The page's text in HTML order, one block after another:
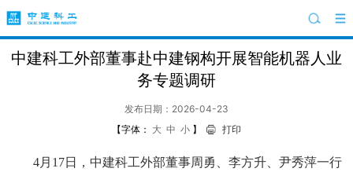
中建科工外部董事赴中建钢构开展智能机器人业
务专题调研
发布日期：2026-04-23
【字体： 大 中 小 】 打印
4月17日，中建科工外部董事周勇、李方升、尹秀萍一行